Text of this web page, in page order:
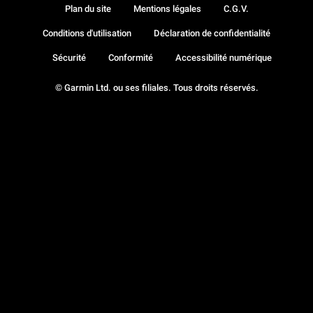
© Garmin Ltd. ou ses filiales. Tous droits réservés.
Plan du site Mentions légales C.G.V.
Conditions d'utilisation Déclaration de confidentialité
Sécurité Conformité Accessibilité numérique